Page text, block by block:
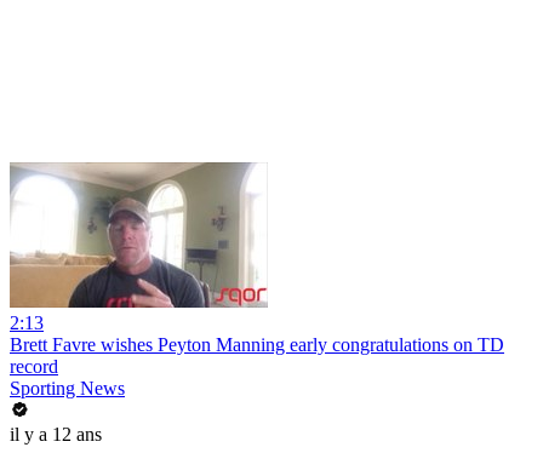
2:13
Brett Favre wishes Peyton Manning early congratulations on TD
record
Sporting News
il y a 12 ans